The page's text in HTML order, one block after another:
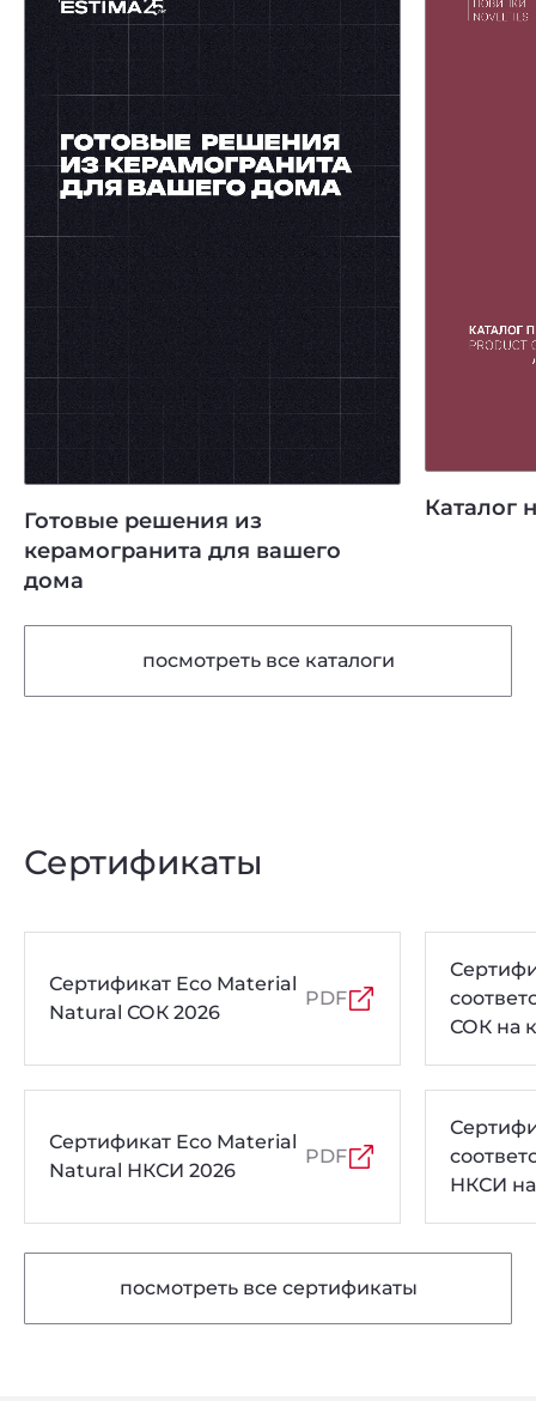
Готовые решения из
керамогранита для вашего
дома
Каталог
посмотреть все каталоги
Сертификаты
Сертификат Eco Material
Natural СОК 2026
PDF
Сертификат Eco Material
Natural НКСИ 2026
PDF
СОК на
НКСИ
посмотреть все сертификаты